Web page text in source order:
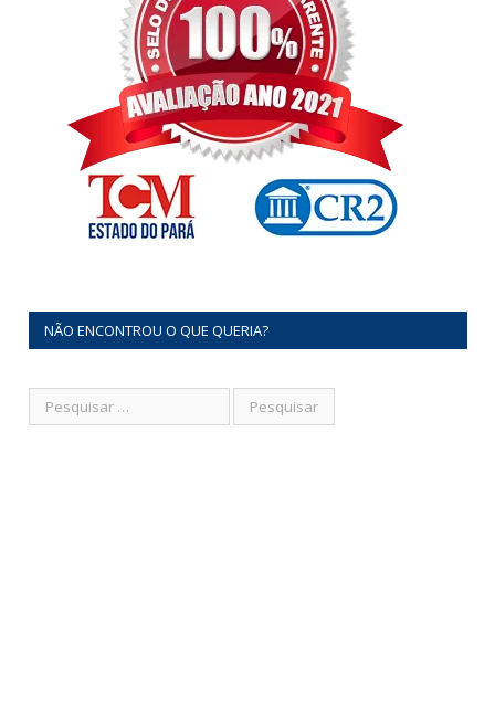
NÃO ENCONTROU O QUE QUERIA?